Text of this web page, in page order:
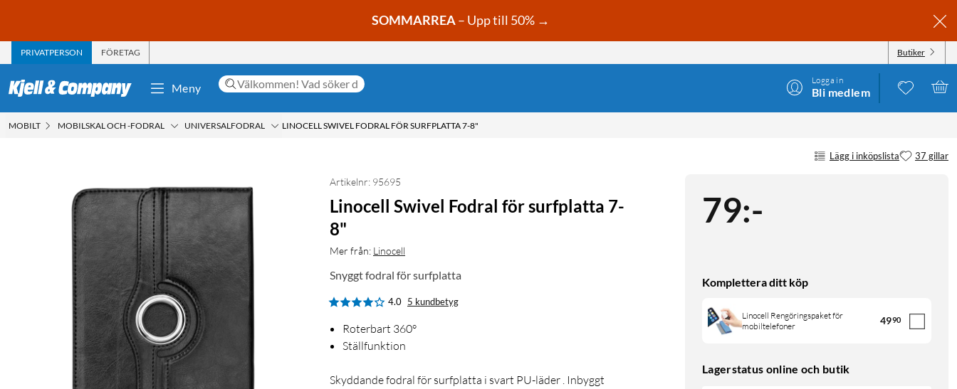
SOMMARREA– Upp till 50% →
PRIVATPERSON FÖRETAG Butiker
Meny
Logga in
Bli medlem
MOBILT MOBILSKAL OCH -FODRAL UNIVERSALFODRAL LINOCELL SWIVEL FODRAL FÖR SURFPLATTA 7-8"
Lägg i inköpslista 37 gillar
79:-
Komplettera ditt köp
Linocell Rengöringspaket för
mobiltelefoner
4990
Lagerstatus online och butik
Artikelnr: 95695
Linocell Swivel Fodral för surfplatta 7-
8"
Mer från: Linocell
Snyggt fodral för surfplatta
4.0 5 kundbetyg
Roterbart 360°
Ställfunktion
Skyddande fodral för surfplatta i svart PU-läder . Inbyggt